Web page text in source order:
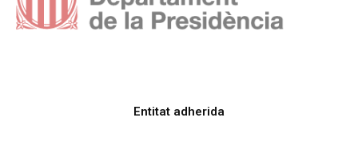
Entitat adherida